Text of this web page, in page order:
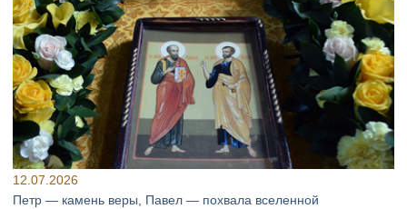
12.07.2026
Петр — камень веры, Павел — похвала вселенной